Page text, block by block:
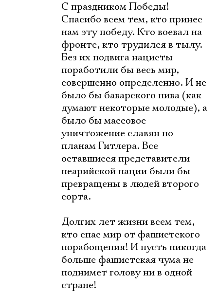
C праздником Победы!
Спасибо всем тем, кто принес
нам эту победу. Кто воевал на
фронте, кто трудился в тылу.
Без их подвига нацисты
поработили бы весь мир,
совершенно определенно. И не
было бы баварского пива (как
думают некоторые молодые), а
было бы массовое
уничтожение славян по
планам Гитлера. Все
оставшиеся представители
неарийской нации были бы
превращены в людей второго
сорта.
Долгих лет жизни всем тем,
кто спас мир от фашистского
порабощения! И пусть никогда
больше фашистская чума не
поднимет голову ни в одной
стране!